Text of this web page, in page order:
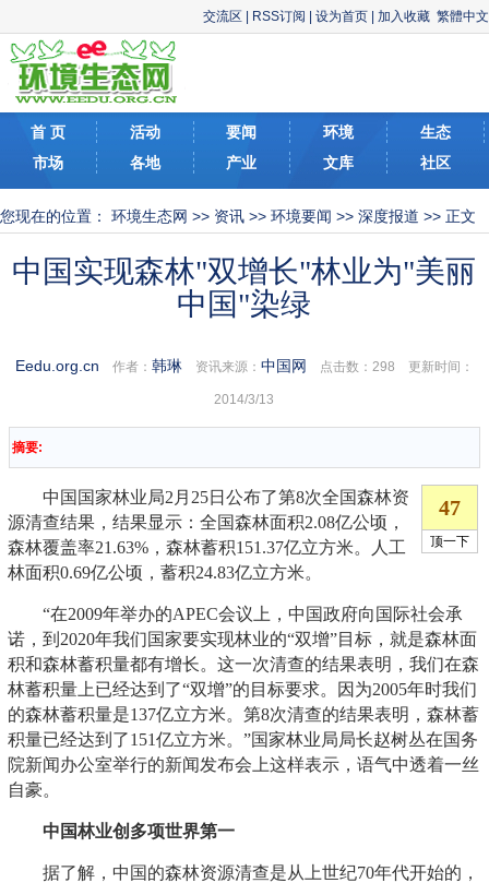
交流区 RSS订阅 设为首页 加入收藏 繁體中文
首 页 活动 要闻 环境
生态
市场
各地 产业 文库 社区
您现在的位置： 环境生态网 >> 资讯 >> 环境要闻 >> 深度报道 >> 正文
中国实现森林"双增长"林业为"美丽
中国"染绿
Eedu.org.cn 作者： 韩琳资讯来源： 中国网 点击数： 298 更新时间：
2014/3/13
摘要:
中国国家林业局2月25日公布了第8次全国森林资
源清查结果，结果显示：全国森林面积2.08亿公顷，
森林覆盖率21.63%，森林蓄积151.37亿立方米。人工
林面积0.69亿公顷，蓄积24.83亿立方米。
“在2009年举办的APEC会议上，中国政府向国际社会承
诺，到2020年我们国家要实现林业的“双增”目标，就是森林面
积和森林蓄积量都有增长。这一次清查的结果表明，我们在森
林蓄积量上已经达到了“双增”的目标要求。因为2005年时我们
的森林蓄积量是137亿立方米。第8次清查的结果表明，森林蓄
积量已经达到了151亿立方米。”国家林业局局长赵树丛在国务
院新闻办公室举行的新闻发布会上这样表示，语气中透着一丝
自豪。
中国林业创多项世界第一
据了解，中国的森林资源清查是从上世纪70年代开始的，